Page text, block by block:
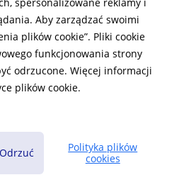
deklarowali otwartość na
kraju. W tym pomocna
Przyjrzeliśmy się również
Aby zarządzać swoimi
plików cookie”. Pliki cookie
funkcjonowania strony
odrzucone. Więcej informacji
plików cookie.
Odrzuć
Polityka plików
cookies